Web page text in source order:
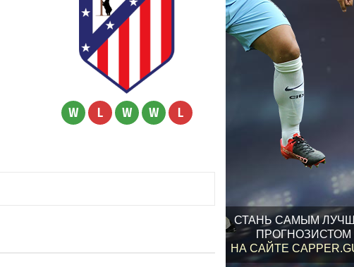
СТАНЬ САМЫМ
ПРОГНОЗИСТОМ
НА САЙТЕ
W L W W L